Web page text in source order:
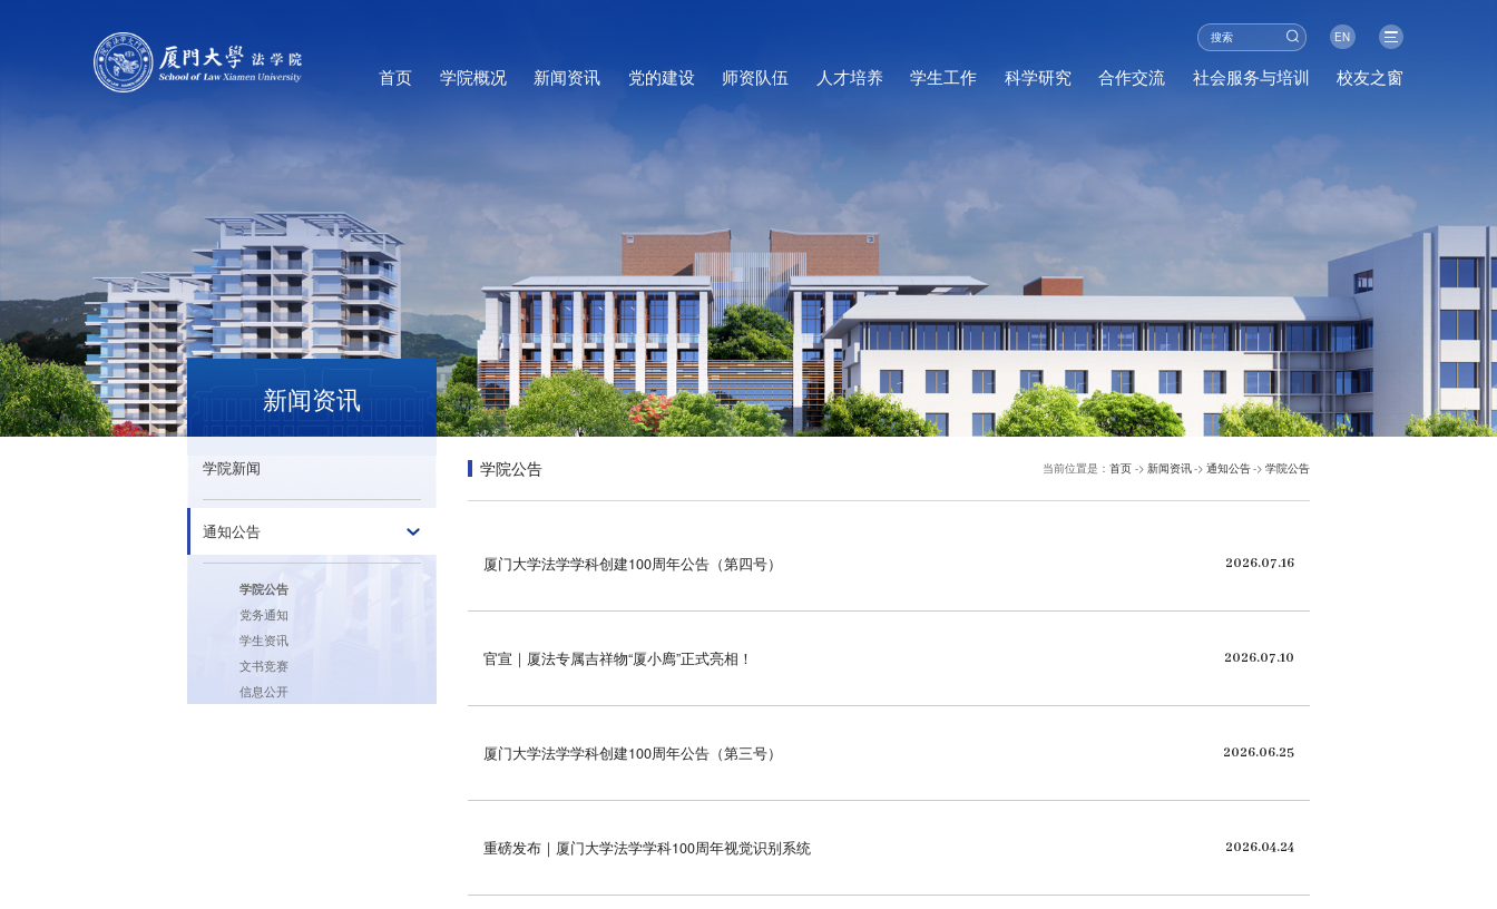
EN
首页 学院概况 新闻资讯 党的建设 师资队伍 人才培养 学生工作 科学研究 合作交流 社会服务与培训 校友之窗
新闻资讯
学院新闻
通知公告
学院公告
党务通知
学生资讯
文书竞赛
信息公开
学院公告 当前位置是：首页 -> 新闻资讯-> 通知公告-> 学院公告
厦门大学法学学科创建100周年公告（第四号） 2026.07.16
官宣｜厦法专属吉祥物“厦小廌”正式亮相！ 2026.07.10
厦门大学法学学科创建100周年公告（第三号） 2026.06.25
重磅发布｜厦门大学法学学科100周年视觉识别系统 2026.04.24